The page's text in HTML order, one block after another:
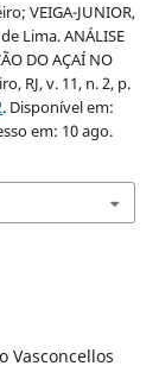
VEIGA-JUNIOR,
Lima. ANÁLISE
DO AÇAÍ NO
RJ, v. 11, n. 2, p.
. Disponível em:
em: 10 ago.
Vasconcellos